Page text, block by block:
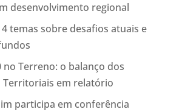
desenvolvimento regional
temas sobre desafios atuais e
no Terreno: o balanço dos
em relatório
participa em conferência